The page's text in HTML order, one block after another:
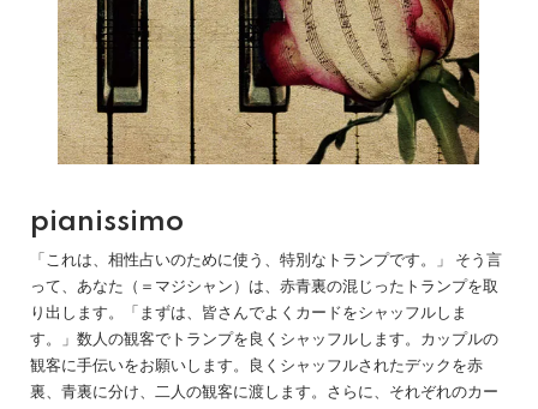
pianissimo
「これは、相性占いのために使う、特別なトランプです。」 そう言
って、あなた（＝マジシャン）は、赤青裏の混じったトランプを取
り出します。「まずは、皆さんでよくカードをシャッフルしま
す。」数人の観客でトランプを良くシャッフルします。カップルの
観客に手伝いをお願いします。良くシャッフルされたデックを赤
裏、青裏に分け、二人の観客に渡します。さらに、それぞれのカー